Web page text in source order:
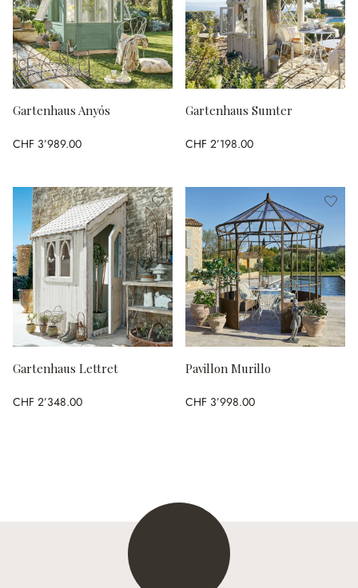
Gartenhaus Anyós
CHF 3’989.00
Gartenhaus Sumter
CHF 2’198.00
Gartenhaus Lettret
CHF 2’348.00
Pavillon Murillo
CHF 3’998.00